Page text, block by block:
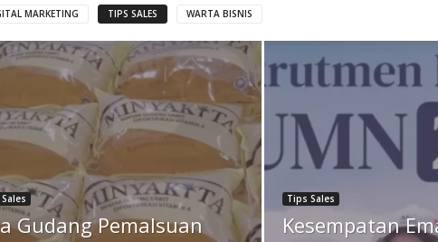
MARKETING TIPS SALES WARTA BISNIS
Gudang Pemalsuan
Tips Sales
Kesempatan